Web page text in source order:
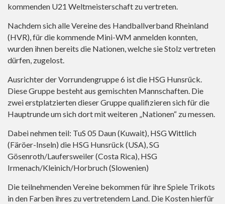
kommenden U21 Weltmeisterschaft zu vertreten.
Nachdem sich alle Vereine des Handballverband Rheinland
(HVR), für die kommende Mini-WM anmelden konnten,
wurden ihnen bereits die Nationen, welche sie Stolz vertreten
dürfen, zugelost.
Ausrichter der Vorrundengruppe 6 ist die HSG Hunsrück.
Diese Gruppe besteht aus gemischten Mannschaften. Die
zwei erstplatzierten dieser Gruppe qualifizieren sich für die
Hauptrunde um sich dort mit weiteren „Nationen“ zu messen.
Dabei nehmen teil: TuS 05 Daun (Kuwait), HSG Wittlich
(Färöer-Inseln) die HSG Hunsrück (USA), SG
Gösenroth/Laufersweiler (Costa Rica), HSG
Irmenach/Kleinich/Horbruch (Slowenien)
Die teilnehmenden Vereine bekommen für ihre Spiele Trikots
in den Farben ihres zu vertretendem Land. Die Kosten hierfür